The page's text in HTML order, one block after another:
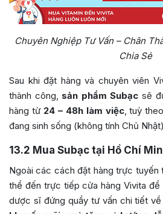
Chuyên Nghiệp Tư Vấn – Chân
Chia Sẻ
Sau khi đặt hàng và chuyên viên
thành công, sản phẩm Subạc sẽ
hàng từ 24 – 48h làm việc, tuỳ
đang sinh sống (không tính Chủ
13.2 Mua Subạc tại Hồ Chí
Ngoài các cách đặt hàng trực tuyến
thể đến trực tiếp cửa hàng Vivita
dược sĩ đứng quầy tư vấn chi tiết về